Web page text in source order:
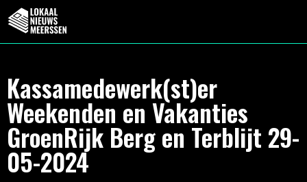
Kassamedewerk(st)er
Weekenden en Vakanties
GroenRijk Berg en Terblijt 29-
05-2024